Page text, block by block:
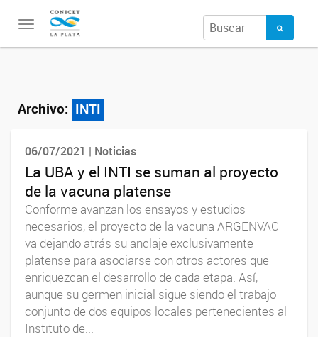
Toggle
navigation
Archivo: INTI
06/07/2021 | Noticias
La UBA y el INTI se suman al proyecto
de la vacuna platense
Conforme avanzan los ensayos y estudios
necesarios, el proyecto de la vacuna ARGENVAC
va dejando atrás su anclaje exclusivamente
platense para asociarse con otros actores que
enriquezcan el desarrollo de cada etapa. Así,
aunque su germen inicial sigue siendo el trabajo
conjunto de dos equipos locales pertenecientes al
Instituto de...